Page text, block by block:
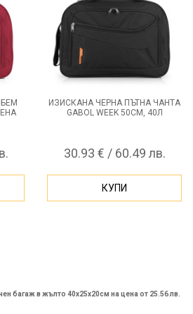
ИЗИСКАНА ЧЕРНА ПЪТНА ЧАНТА
GABOL WEEK 50СМ, 40Л
30.93 € / 60.49 лв.
КУПИ
багаж в жълто 40х25х20см на цена от 25.56 лв.